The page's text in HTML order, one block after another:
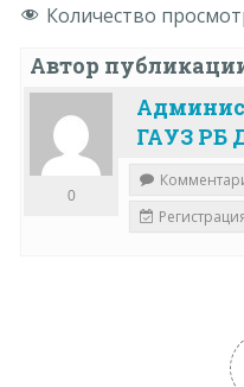
Количество
Автор
ГАУЗ РБ
0